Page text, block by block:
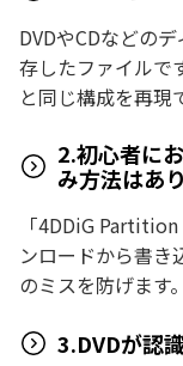
DVDやCDなどの
存したファイルで
と同じ構成を再現
2.初心者に
み方法はあ
「4DDiG
ンロードから書き
のミスを防げます。
3.DVDが認